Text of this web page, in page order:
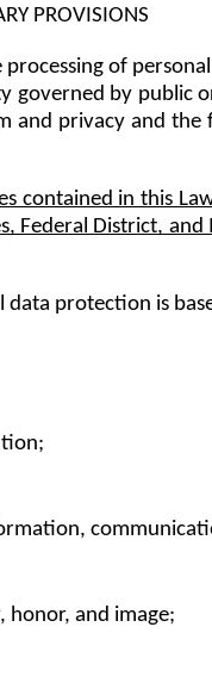
PROVISIONS
of
governed by public
and privacy and the
contained in this
Federal District,
data protection is
honor, and image;